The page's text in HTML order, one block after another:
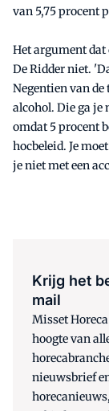
van 5,75 procent
Het argument
De Ridder niet.
Negentien van
alcohol. Die ga je
omdat 5 procent
hocbeleid. Je
je niet met een
Krijg het
mail
Misset
hoogte van
nieuwsbrief